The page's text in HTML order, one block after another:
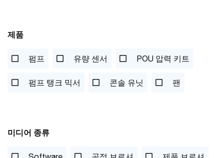
제품
펌프 유량 센서 POU 압력 키트
펌프 탱크 믹서 콘솔 유닛 팬
미디어 종류